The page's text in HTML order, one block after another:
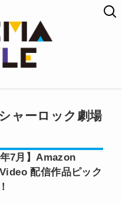
ャーロック劇場
7月】Amazon
配信作品ピック